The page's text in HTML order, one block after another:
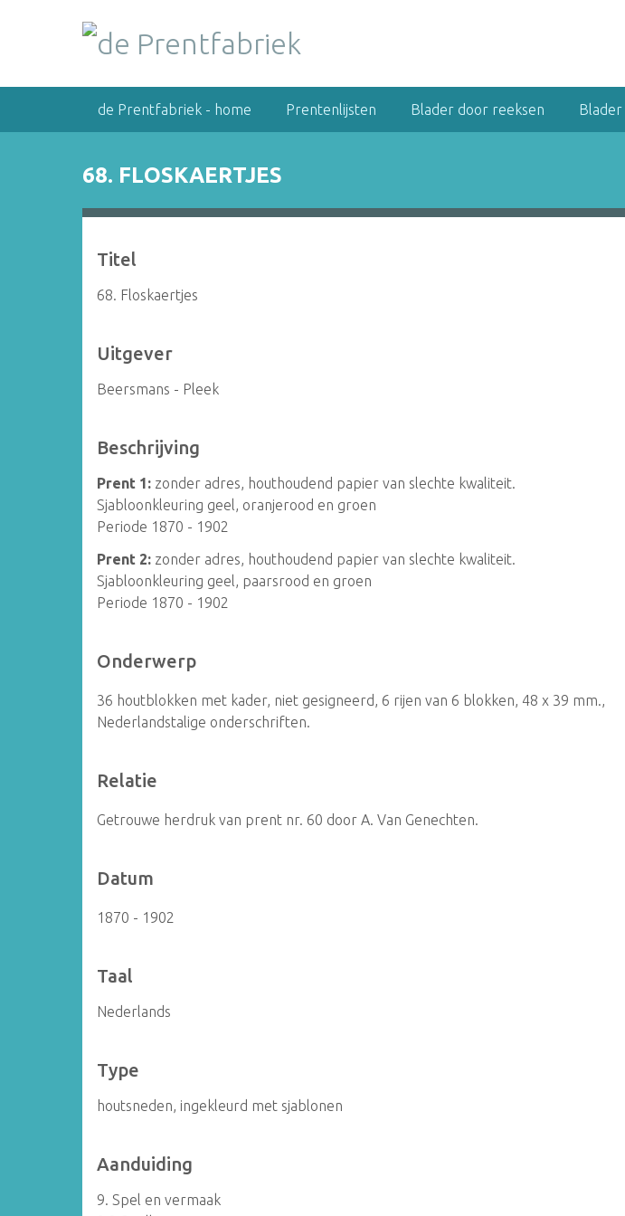
de Prentfabriek - home Prentenlijsten Blader door reeksen
68. FLOSKAERTJES
Titel
68. Floskaertjes
Uitgever
Beersmans - Pleek
Beschrijving
Prent 1: zonder adres, houthoudend papier van slechte kwaliteit.
Sjabloonkleuring geel, oranjerood en groen
Periode 1870 - 1902
Prent 2: zonder adres, houthoudend papier van slechte kwaliteit.
Sjabloonkleuring geel, paarsrood en groen
Periode 1870 - 1902
Onderwerp
36 houtblokken met kader, niet gesigneerd, 6 rijen van 6 blokken, 48 x 39 mm.,
Nederlandstalige onderschriften.
Relatie
Getrouwe herdruk van prent nr. 60 door A. Van Genechten.
Datum
1870 - 1902
Taal
Nederlands
Type
houtsneden, ingekleurd met sjablonen
Aanduiding
9. Spel en vermaak